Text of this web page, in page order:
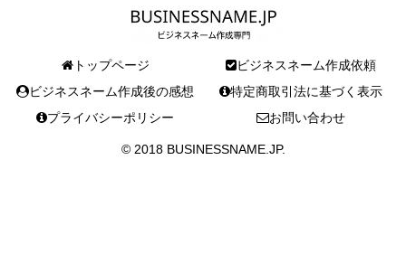
トップページ
ビジネスネーム作成依頼
ビジネスネーム作成後の感想
特定商取引法に基づく表示
プライバシーポリシー
お問い合わせ
© 2018 BUSINESSNAME.JP.